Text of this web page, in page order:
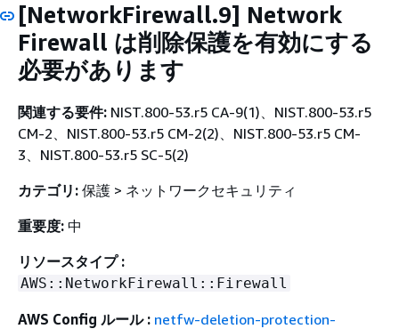
[NetworkFirewall.9] Network
Firewall は削除保護を有効にする
必要があります
関連する要件: NIST.800-53.r5 CA-9(1)、NIST.800-53.r5
CM-2、NIST.800-53.r5 CM-2(2)、NIST.800-53.r5 CM-
3、NIST.800-53.r5 SC-5(2)
カテゴリ: 保護 > ネットワークセキュリティ
重要度: 中
リソースタイプ :
AWS::NetworkFirewall::Firewall
AWS Config ルール : netfw-deletion-protection-